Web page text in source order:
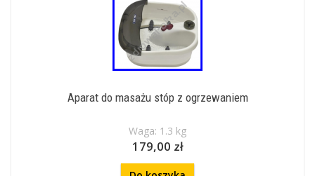
Aparat do masażu stóp z ogrzewaniem
Waga: 1.3 kg
179,00 zł